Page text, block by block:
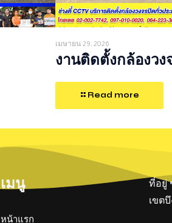
เมษายน 29, 2026
งานติดตั้งกล้องวง
Read more
เมนู
หน้าแรก
ที่อยู่
เขต